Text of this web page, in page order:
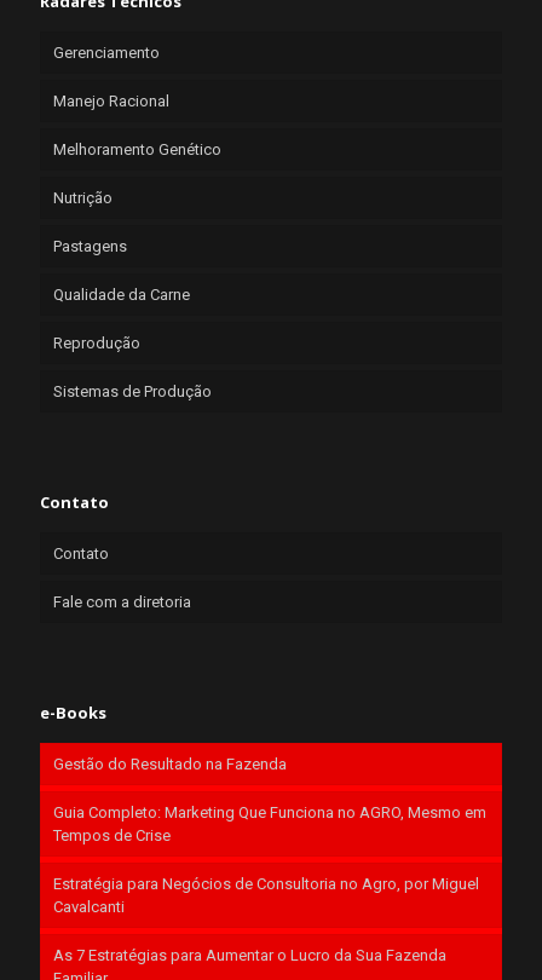
Gerenciamento
Manejo Racional
Melhoramento Genético
Nutrição
Pastagens
Qualidade da Carne
Reprodução
Sistemas de Produção
Contato
Contato
Fale com a diretoria
e-Books
Gestão do Resultado na Fazenda
Guia Completo: Marketing Que Funciona no AGRO, Mesmo em
Tempos de Crise
Estratégia para Negócios de Consultoria no Agro, por Miguel
Cavalcanti
As 7 Estratégias para Aumentar o Lucro da Sua Fazenda